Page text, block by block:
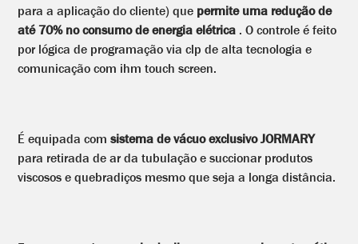
para a aplicação do cliente) que permite uma redução de
até 70% no consumo de energia elétrica . O controle é feito
por lógica de programação via clp de alta tecnologia e
comunicação com ihm touch screen.
É equipada comsistema de vácuo exclusivo JORMARY
para retirada de ar da tubulação e succionar produtos
viscosos e quebradiços mesmo que seja a longa distância.